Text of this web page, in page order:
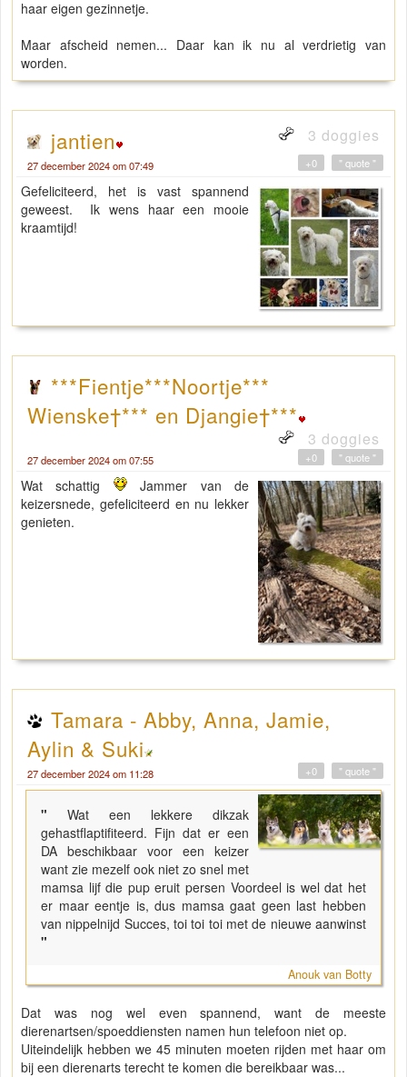
haar eigen gezinnetje.
Maar afscheid nemen... Daar kan ik nu al verdrietig van
worden.
jantien 3 doggies
27 december 2024 om 07:49 " quote "
+0
Gefeliciteerd, het is vast spannend
geweest. Ik wens haar een mooie
kraamtijd!
***Fientje***Noortje***
Wienske†*** en Djangie†***
3 doggies
27 december 2024 om 07:55 " quote "
+0
Wat schattig
Jammer van de
keizersnede, gefeliciteerd en nu lekker
genieten.
Tamara - Abby, Anna, Jamie,
Aylin & Suki
27 december 2024 om 11:28 " quote "
+0
"Wat een lekkere dikzak
gehastflaptifiteerd. Fijn dat er een
DA beschikbaar voor een keizer
want zie mezelf ook niet zo snel met
mamsa lijf die pup eruit persen Voordeel is wel dat het
er maar eentje is, dus mamsa gaat geen last hebben
van nippelnijd Succes, toi toi toi met de nieuwe aanwinst
"
Anouk van Botty
Dat was nog wel even spannend, want de meeste
dierenartsen/spoeddiensten namen hun telefoon niet op.
Uiteindelijk hebben we 45 minuten moeten rijden met haar om
bij een dierenarts terecht te komen die bereikbaar was...